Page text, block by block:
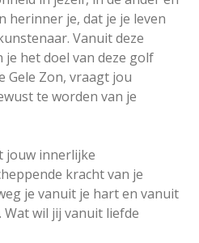
herinner je, dat je je leven
Vanuit deze
het doel van deze golf
Gele Zon, vraagt jou
te worden van je
jouw innerlijke
kracht van je
je vanuit je hart en vanuit
wil jij vanuit liefde